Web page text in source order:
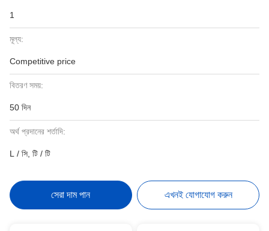
1
মূল্য:
Competitive price
বিতরণ সময়:
50 দিন
অর্থ প্রদানের শর্তাদি:
L / সি, টি / টি
সেরা দাম পান এখনই যোগাযোগ করুন